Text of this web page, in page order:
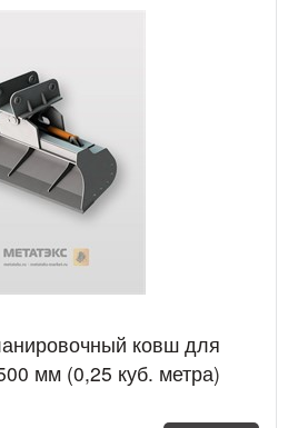
ковш для
мм (0,25 куб. метра)